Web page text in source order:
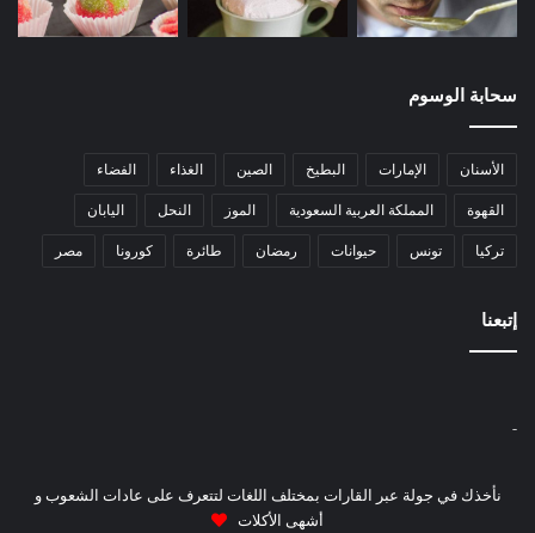
سحابة الوسوم
الأسنان الإمارات البطيخ الصين الغذاء
الفضاء
القهوة
المملكة العربية السعودية الموز النحل
اليابان
تركيا
تونس حيوانات رمضان طائرة كورونا مصر
إتبعنا
-
نأخذك في جولة عبر القارات بمختلف اللغات لتتعرف على عادات الشعوب و
أشهى الأكلات